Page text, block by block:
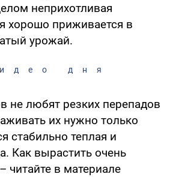
неприхотливая
хорошо приживается в
урожай.
дня
не любят резких перепадов
их нужно только
стабильно теплая и
Как вырастить очень
читайте в материале